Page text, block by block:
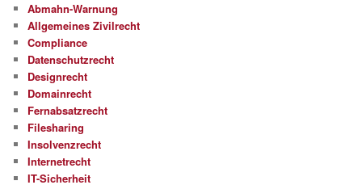
Abmahn-Warnung
Allgemeines Zivilrecht
Compliance
Datenschutzrecht
Designrecht
Domainrecht
Fernabsatzrecht
Filesharing
Insolvenzrecht
Internetrecht
IT-Sicherheit